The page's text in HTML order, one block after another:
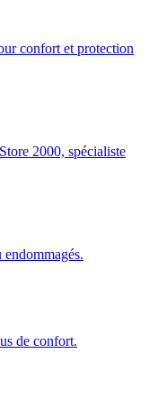
confort et protection
2000, spécialiste
de confort.